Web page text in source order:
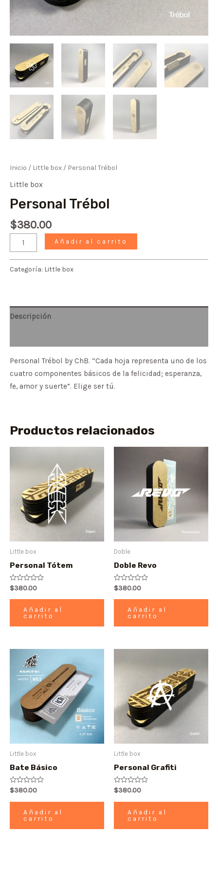
Inicio / Little box / Personal Trébol
Little box
Personal Trébol
$380.00
Añadir al carrito
Categoría: Little box
Descripción
Personal Trébol by ChB. “Cada hoja representa uno de los
cuatro componentes básicos de la felicidad; esperanza,
fe, amor y suerte”. Elige ser tú.
Productos relacionados
Little box
Personal Tótem
Valorado
0
$380.00
Añadir al
carrito
Doble
Doble Revo
Valorado
0
$380.00
Añadir al
carrito
Little box
Bate Básico
Valorado
0
$380.00
Añadir al
carrito
Little box
Personal Grafiti
Valorado
0
$380.00
Añadir al
carrito